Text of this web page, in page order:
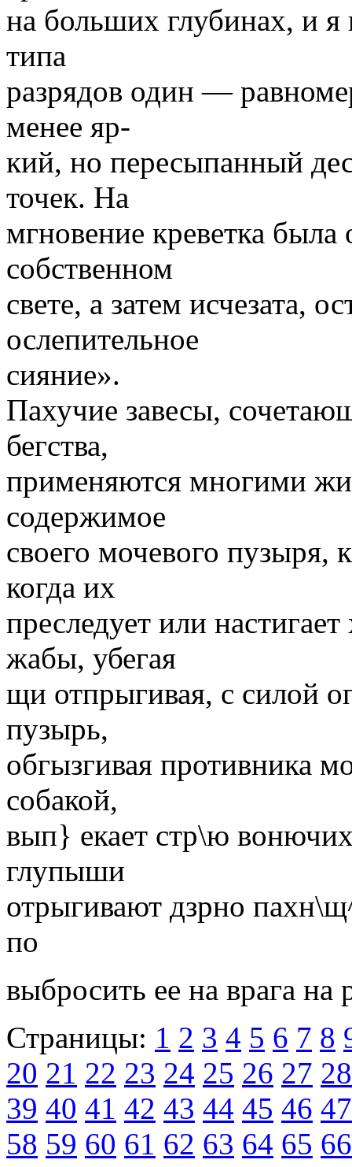
на больших глубинах, и я
типа
разрядов один —
менее яр-
кий, но пересыпанный
точек. На
мгновение креветка была
собственном
свете, а затем исчезата,
ослепительное
сияние».
Пахучие завесы,
бегства,
применяются многими
содержимое
своего мочевого пузыря,
когда их
преследует или
жабы, убегая
щи отпрыгивая, с силой
пузырь,
обгызгивая противника
собакой,
вып} екает стр\ю
глупыши
отрыгивают дзрно
по
выбросить ее на врага на
Страницы: 1 2 3 4 5 6 7 8
20 21 22 23 24 25 26 27 28
39 40 41 42 43 44 45 46 47
58 59 60 61 62 63 64 65 66